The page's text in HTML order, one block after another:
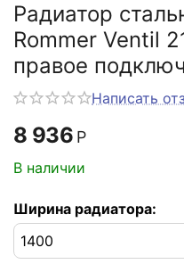
Радиатор
Rommer Ventil
правое
Написать
8 936 Р
В наличии
Ширина радиатора: